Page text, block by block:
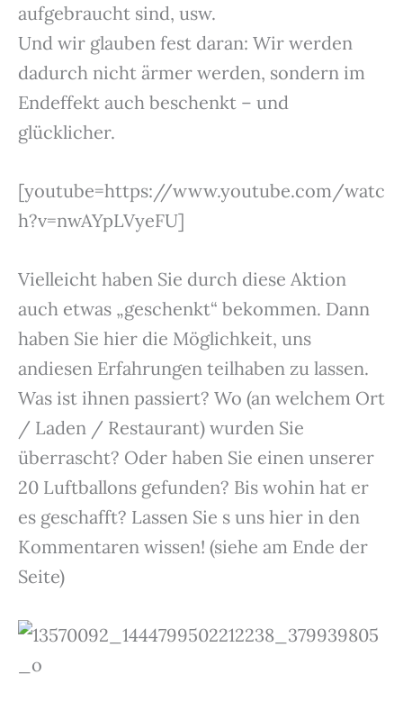
aufgebraucht sind, usw.
Und wir glauben fest daran: Wir werden
dadurch nicht ärmer werden, sondern im
Endeffekt auch beschenkt – und
glücklicher.
[youtube=https://www.youtube.com/watc
h?v=nwAYpLVyeFU]
Vielleicht haben Sie durch diese Aktion
auch etwas „geschenkt“ bekommen. Dann
haben Sie hier die Möglichkeit, uns
andiesen Erfahrungen teilhaben zu lassen.
Was ist ihnen passiert? Wo (an welchem Ort
/ Laden / Restaurant) wurden Sie
überrascht? Oder haben Sie einen unserer
20 Luftballons gefunden? Bis wohin hat er
es geschafft? Lassen Sie s uns hier in den
Kommentaren wissen! (siehe am Ende der
Seite)